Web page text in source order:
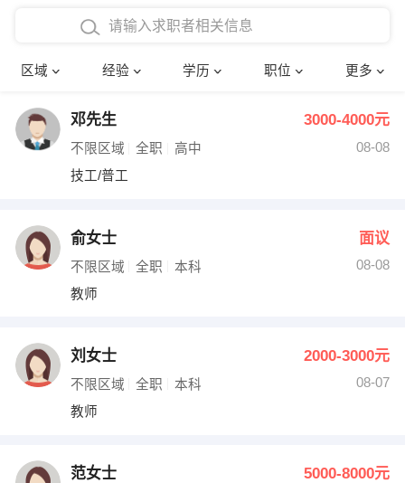
区域 经验 学历 职位 更多
在校学生工作经验
四年以上工作经验
五年以上工作经验
博士
文员 护士
财务会计
网络IT
收银员
水电/机修
编辑 法律
确定
邓先生 3000-4000元
不限区域 全职 高中
08-08
技工/普工
俞女士 面议
不限区域 全职 本科
08-08
教师
刘女士 2000-3000元
不限区域 全职 本科
08-07
教师
范女士 5000-8000元